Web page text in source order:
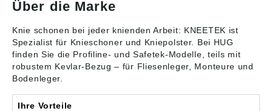
geschlossenzellig
gemäß
Produktsicherheitsveror
dnung ((EU) 2023/998):
KNEETEK GmbH, Auf
der Kaiserbitz 3, 51147
Köln, DE,
Info@kneetek.de
Über die Marke
Knie schonen bei jeder knienden Arbeit: KNEETEK ist
Spezialist für Knieschoner und Kniepolster. Bei HUG
finden Sie die Profiline- und Safetek-Modelle, teils mit
robustem Kevlar-Bezug – für Fliesenleger, Monteure und
Bodenleger.
Ihre Vorteile